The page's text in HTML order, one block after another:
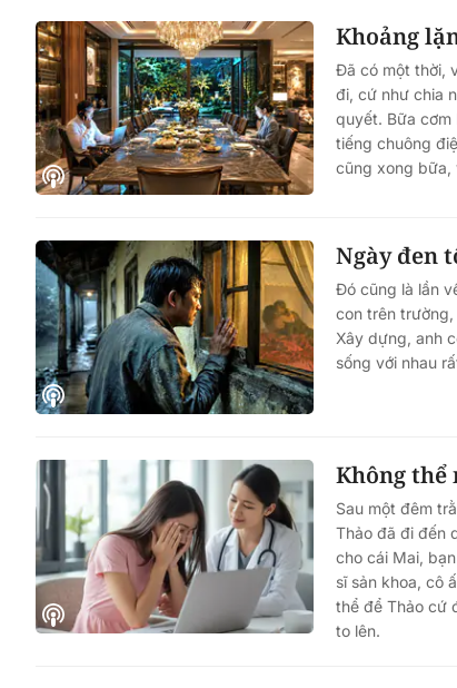
Khoảng
Đã có một thời,
đi, cứ như chia
quyết. Bữa cơm
tiếng chuông
cũng xong bữa,
Ngày đen
Đó cũng là lần
con trên trường,
Xây dựng, anh
sống với nhau
Không
Sau một đêm
Thảo đã đi đến
cho cái Mai,
sĩ sản khoa, cô
thể để Thảo cứ
to lên.